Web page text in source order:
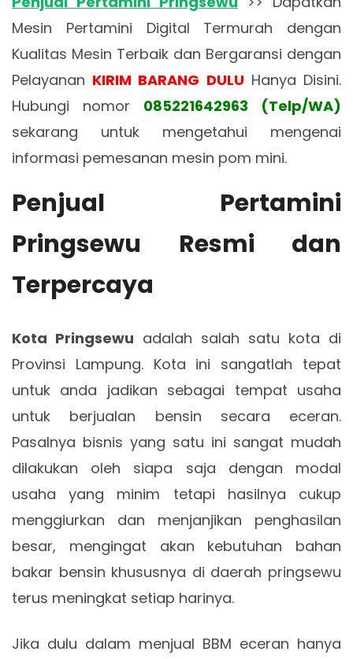
Mesin Pertamini Digital Termurah dengan
Kualitas Mesin Terbaik dan Bergaransi dengan
Pelayanan KIRIM BARANG DULU Hanya Disini.
Hubungi nomor 085221642963 (Telp/WA)
sekarang untuk mengetahui mengenai
informasi pemesanan mesin pom mini.
Penjual Pertamini
Pringsewu Resmi dan
Terpercaya
Kota Pringsewu adalah salah satu kota di
Provinsi Lampung. Kota ini sangatlah tepat
untuk anda jadikan sebagai tempat usaha
untuk berjualan bensin secara eceran.
Pasalnya bisnis yang satu ini sangat mudah
dilakukan oleh siapa saja dengan modal
usaha yang minim tetapi hasilnya cukup
menggiurkan dan menjanjikan penghasilan
besar, mengingat akan kebutuhan bahan
bakar bensin khususnya di daerah pringsewu
terus meningkat setiap harinya.
Jika dulu dalam menjual BBM eceran hanya